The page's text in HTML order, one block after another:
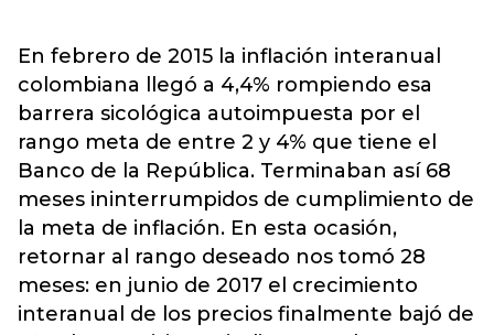
En febrero de 2015 la inflación interanual
colombiana llegó a 4,4% rompiendo esa
barrera sicológica autoimpuesta por el
rango meta de entre 2 y 4% que tiene el
Banco de la República. Terminaban así 68
meses ininterrumpidos de cumplimiento de
la meta de inflación. En esta ocasión,
retornar al rango deseado nos tomó 28
meses: en junio de 2017 el crecimiento
interanual de los precios finalmente bajó de